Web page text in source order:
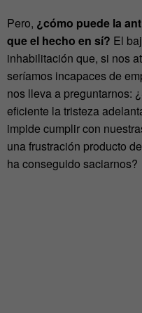
Pero, ¿cómo puede la
que el hecho en sí? El
inhabilitación que, si nos
seríamos incapaces de
nos lleva a preguntarnos:
eficiente la tristeza
impide cumplir con
una frustración producto
ha conseguido saciarnos?